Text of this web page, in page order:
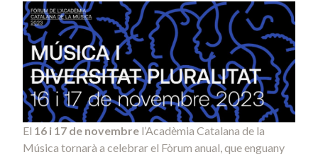
El 16 i 17 de novembre l’Acadèmia Catalana de la
Música tornarà a celebrar el Fòrum anual, que enguany